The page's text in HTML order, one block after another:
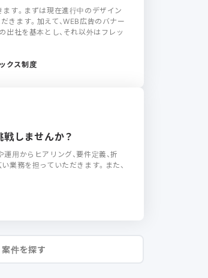
す。まずは現在進行中のデザイン
ます。加えて、WEB広告のバナー
社を基本とし、それ以外はフレッ
クス制度
しませんか？
用からヒアリング、要件定義、折
業務を担っていただきます。また、
案件を探す